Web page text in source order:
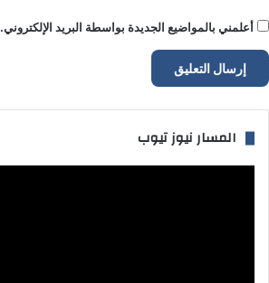
أعلمني بالمواضيع الجديدة بواسطة البريد الإلكتروني.
المسار نيوز تيوب